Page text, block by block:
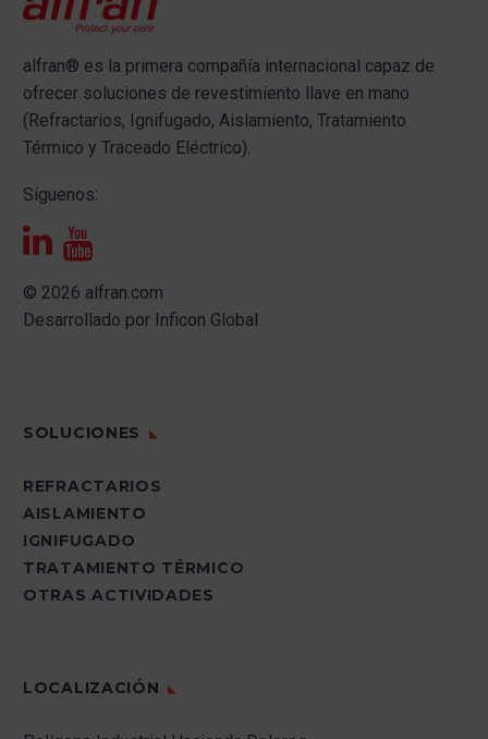
alfran® es la primera compañía internacional capaz de
ofrecer soluciones de revestimiento llave en mano
(Refractarios, Ignifugado, Aislamiento, Tratamiento
Térmico y Traceado Eléctrico).
Síguenos:
© 2026 alfran.com
Desarrollado por Inficon Global
SOLUCIONES
REFRACTARIOS
AISLAMIENTO
IGNIFUGADO
TRATAMIENTO TÉRMICO
OTRAS ACTIVIDADES
LOCALIZACIÓN